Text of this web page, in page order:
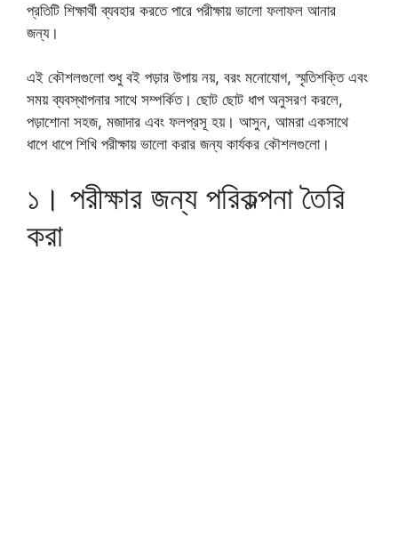
প্রতিটি শিক্ষার্থী ব্যবহার করতে পারে পরীক্ষায় ভালো ফলাফল আনার
জন্য।
এই কৌশলগুলো শুধু বই পড়ার উপায় নয়, বরং মনোযোগ, স্মৃতিশক্তি এবং
সময় ব্যবস্থাপনার সাথে সম্পর্কিত। ছোট ছোট ধাপ অনুসরণ করলে,
পড়াশোনা সহজ, মজাদার এবং ফলপ্রসূ হয়। আসুন, আমরা একসাথে
ধাপে ধাপে শিখি পরীক্ষায় ভালো করার জন্য কার্যকর কৌশলগুলো।
১। পরীক্ষার জন্য পরিকল্পনা তৈরি
করা